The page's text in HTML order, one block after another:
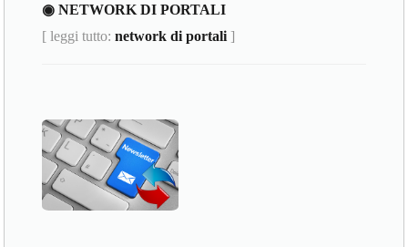
◉ NETWORK DI PORTALI
[ leggi tutto:network di portali ]